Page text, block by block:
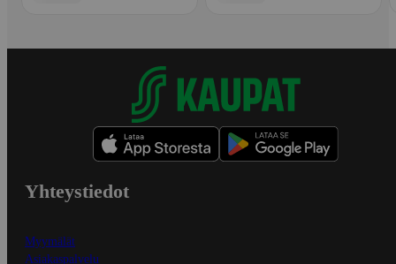
Yhteystiedot
Myymälät
Asiakaspalvelu